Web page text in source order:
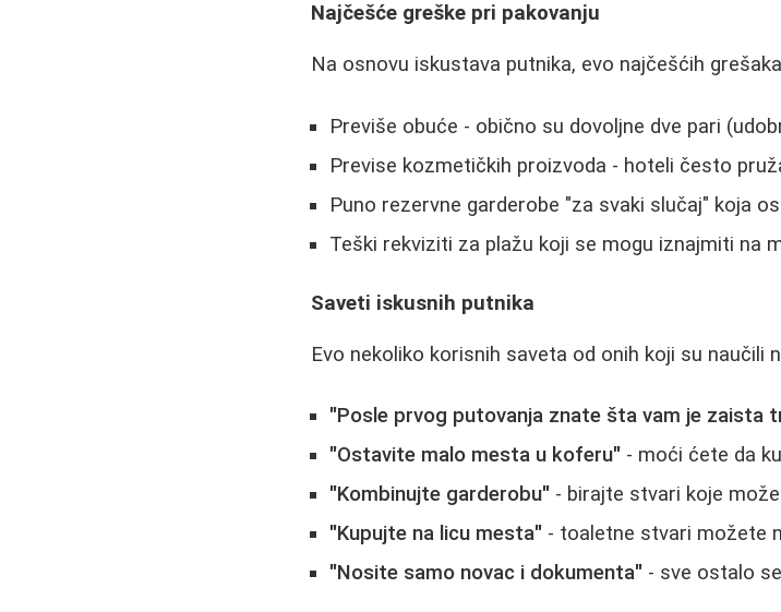
Najčešće greške pri pakovanju
Na osnovu iskustava putnika, evo najčešćih
Previše obuće - obično su dovoljne dve pari
Previse kozmetičkih proizvoda - hoteli često
Puno rezervne garderobe "za svaki slučaj" koja
Teški rekviziti za plažu koji se mogu iznajmiti na
Saveti iskusnih putnika
Evo nekoliko korisnih saveta od onih koji su naučili
"Posle prvog putovanja znate šta vam je zaista
"Ostavite malo mesta u koferu" - moći ćete da
"Kombinujte garderobu" - birajte stvari koje
"Kupujte na licu mesta" - toaletne stvari možete
"Nosite samo novac i dokumenta" - sve ostalo